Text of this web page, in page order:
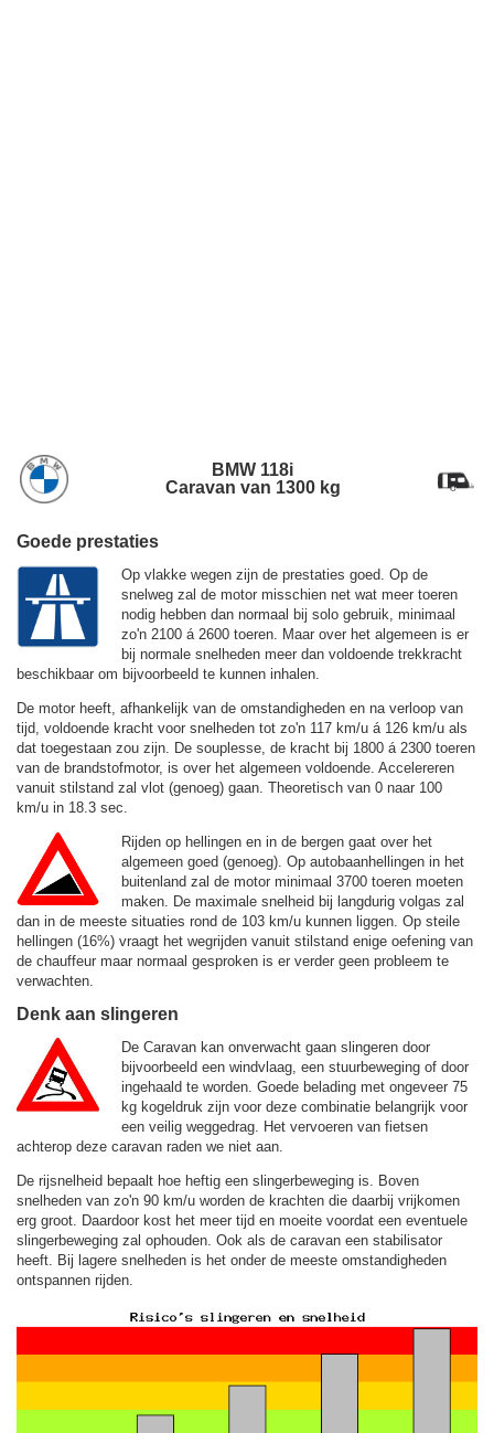
BMW 118i
Caravan van 1300 kg
Goede prestaties
Op vlakke wegen zijn de prestaties goed. Op de
snelweg zal de motor misschien net wat meer toeren
nodig hebben dan normaal bij solo gebruik, minimaal
zo'n 2100 á 2600 toeren. Maar over het algemeen is er
bij normale snelheden meer dan voldoende trekkracht
beschikbaar om bijvoorbeeld te kunnen inhalen.
De motor heeft, afhankelijk van de omstandigheden en na verloop van
tijd, voldoende kracht voor snelheden tot zo'n 117 km/u á 126 km/u als
dat toegestaan zou zijn. De souplesse, de kracht bij 1800 á 2300 toeren
van de brandstofmotor, is over het algemeen voldoende. Accelereren
vanuit stilstand zal vlot (genoeg) gaan. Theoretisch van 0 naar 100
km/u in 18.3 sec.
Rijden op hellingen en in de bergen gaat over het
algemeen goed (genoeg). Op autobaanhellingen in het
buitenland zal de motor minimaal 3700 toeren moeten
maken. De maximale snelheid bij langdurig volgas zal
dan in de meeste situaties rond de 103 km/u kunnen liggen. Op steile
hellingen (16%) vraagt het wegrijden vanuit stilstand enige oefening van
de chauffeur maar normaal gesproken is er verder geen probleem te
verwachten.
Denk aan slingeren
De Caravan kan onverwacht gaan slingeren door
bijvoorbeeld een windvlaag, een stuurbeweging of door
ingehaald te worden. Goede belading met ongeveer 75
kg kogeldruk zijn voor deze combinatie belangrijk voor
een veilig weggedrag. Het vervoeren van fietsen
achterop deze caravan raden we niet aan.
De rijsnelheid bepaalt hoe heftig een slingerbeweging is. Boven
snelheden van zo'n 90 km/u worden de krachten die daarbij vrijkomen
erg groot. Daardoor kost het meer tijd en moeite voordat een eventuele
slingerbeweging zal ophouden. Ook als de caravan een stabilisator
heeft. Bij lagere snelheden is het onder de meeste omstandigheden
ontspannen rijden.